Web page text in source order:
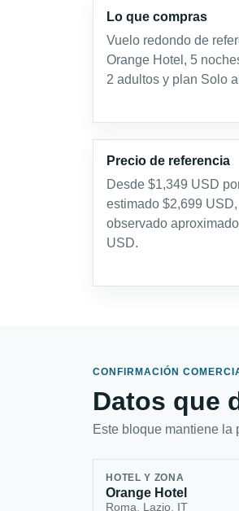
Lo que compras
Vuelo redondo de
Orange Hotel, 5
2 adultos y plan Solo
Precio de referencia
Desde $1,349 USD
estimado $2,699
observado
USD.
CONFIRMACIÓN
Datos que
Este bloque mantiene la
HOTEL Y ZONA
Orange Hotel
Roma, Lazio, IT